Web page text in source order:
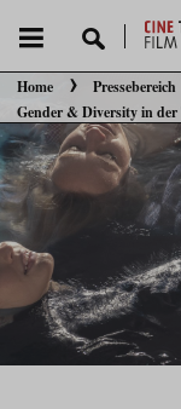
Sie befinden sich hier:
Home Pressebereich
Gender & Diversity in